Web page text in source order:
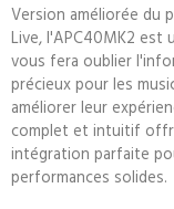
Version améliorée du
Live, l'APC40MK2 est
vous fera oublier
précieux pour les
améliorer leur
complet et intuitif
intégration parfaite
performances solides.